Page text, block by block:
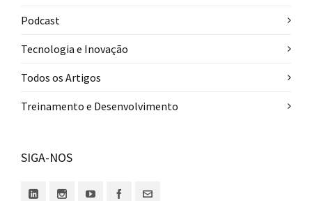
Podcast
Tecnologia e Inovação
Todos os Artigos
Treinamento e Desenvolvimento
SIGA-NOS